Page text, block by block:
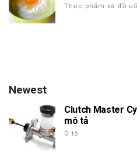
Thực phẩm và đồ
Newest
Clutch Master
mô tả
Ô tô